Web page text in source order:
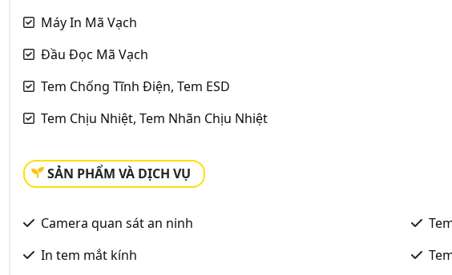
Máy In Mã Vạch
Đầu Đọc Mã Vạch
Tem Chống Tĩnh Điện, Tem ESD
Tem Chịu Nhiệt, Tem Nhãn Chịu Nhiệt
SẢN PHẨM VÀ DỊCH VỤ
Camera quan sát an ninh
In tem mắt kính